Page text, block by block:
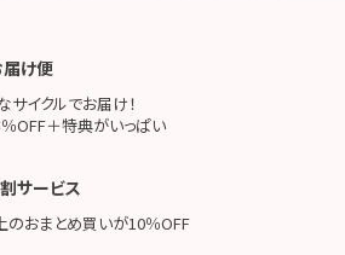
け便
サイクルでお届け！
OFF＋特典がいっぱい
サービス
のおまとめ買いが10％OFF